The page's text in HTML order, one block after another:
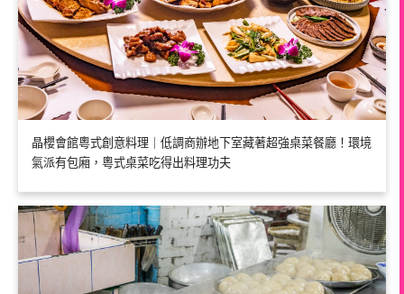
晶櫻會館粵式創意料理｜低調商辦地下室藏著超強桌菜餐廳！環境
氣派有包廂，粵式桌菜吃得出料理功夫